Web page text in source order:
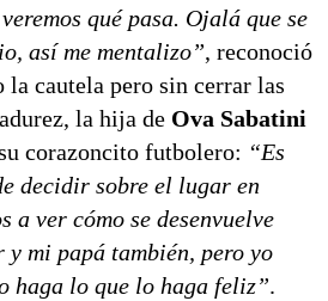
qué pasa. Ojalá que se
así me mentalizo”, reconoció
la cautela pero sin cerrar las
la hija de Ova Sabatini
corazoncito futbolero: “Es
decidir sobre el lugar en
a ver cómo se desenvuelve
y mi papá también, pero yo
haga lo que lo haga feliz”.